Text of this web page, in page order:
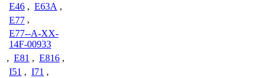
E46 , E63A ,
E77 ,
E77--A-XX-
14F-00933
, E81 , E816 ,
I51 , I71 ,